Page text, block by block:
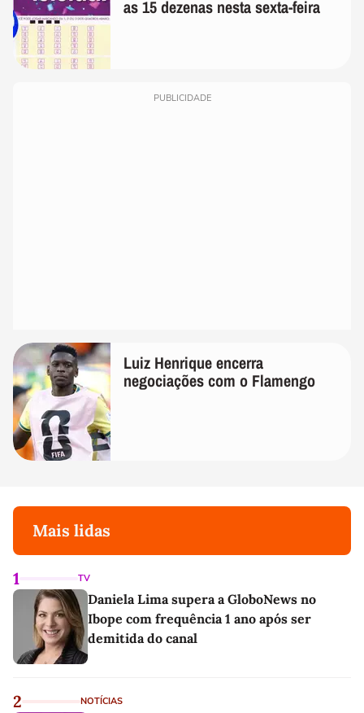
as 15 dezenas nesta sexta-feira
PUBLICIDADE
Luiz Henrique encerra
negociações com o Flamengo
Mais lidas
1 TV
Daniela Lima supera a GloboNews no
Ibope com frequência 1 ano após ser
demitida do canal
2 NOTÍCIAS